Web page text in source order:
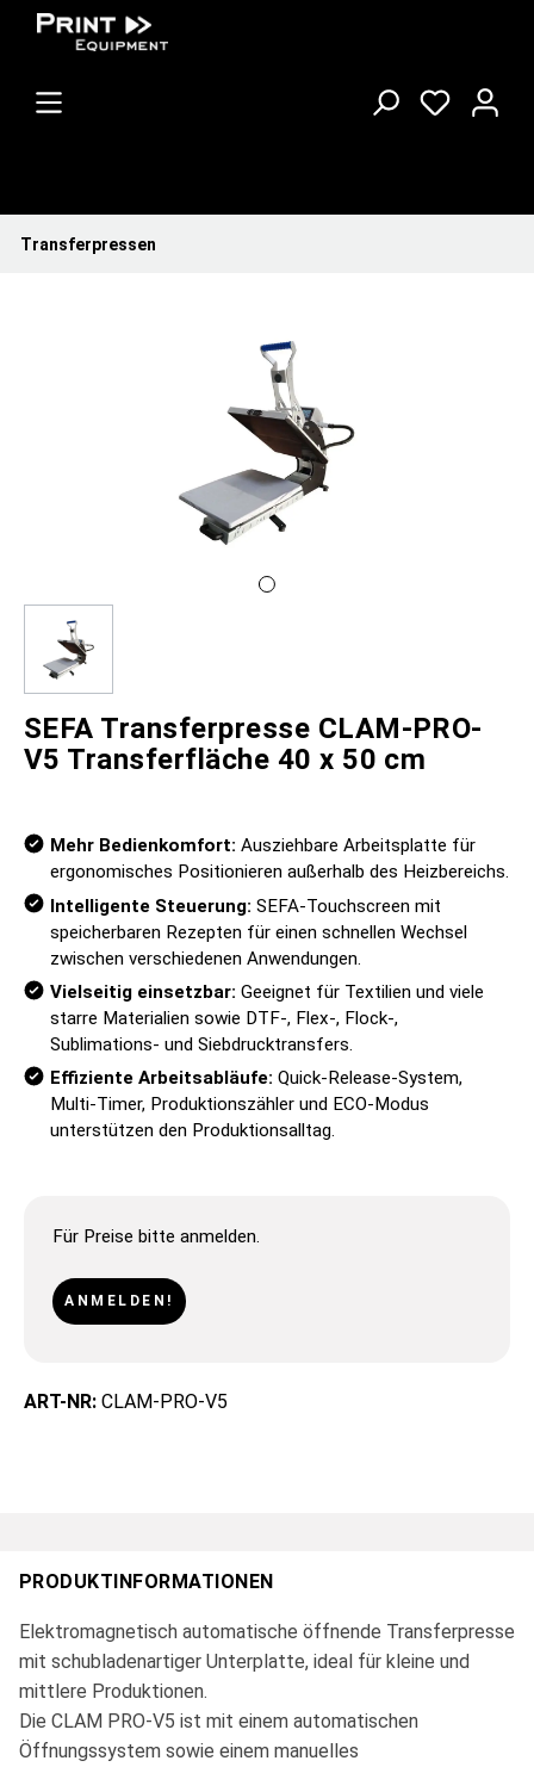
Transferpressen
SEFA Transferpresse CLAM-PRO-
V5 Transferfläche 40 x 50 cm
Mehr Bedienkomfort: Ausziehbare Arbeitsplatte für
ergonomisches Positionieren außerhalb des Heizbereichs.
Intelligente Steuerung: SEFA-Touchscreen mit
speicherbaren Rezepten für einen schnellen Wechsel
zwischen verschiedenen Anwendungen.
Vielseitig einsetzbar: Geeignet für Textilien und viele
starre Materialien sowie DTF-, Flex-, Flock-,
Sublimations- und Siebdrucktransfers.
Effiziente Arbeitsabläufe: Quick-Release-System,
Multi-Timer, Produktionszähler und ECO-Modus
unterstützen den Produktionsalltag.
Für Preise bitte anmelden.
ANMELDEN!
ART-NR: CLAM-PRO-V5
PRODUKTINFORMATIONEN
Elektromagnetisch automatische öffnende Transferpresse
mit schubladenartiger Unterplatte, ideal für kleine und
mittlere Produktionen.
Die CLAM PRO-V5 ist mit einem automatischen
Öffnungssystem sowie einem manuelles